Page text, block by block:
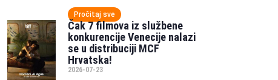
Pročitaj sve
Čak 7 filmova iz službene
konkurencije Venecije nalazi
se u distribuciji MCF
Hrvatska!
2026-07-23